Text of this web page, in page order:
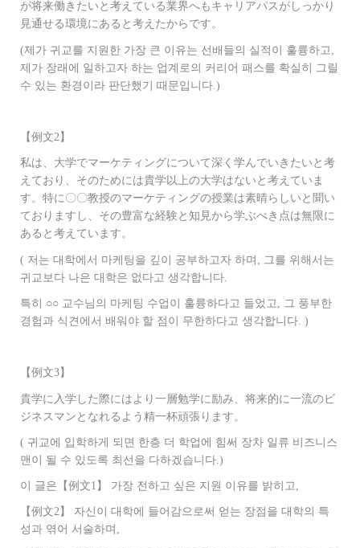
が将来働きたいと考えている業界へもキャリアパスがしっかり
見通せる環境にあると考えたからです。
(제가 귀교를 지원한 가장 큰 이유는 선배들의 실적이 훌륭하고,
제가 장래에 일하고자 하는 업계로의 커리어 패스를 확실히 그릴
수 있는 환경이라 판단했기 때문입니다.)
【例文2】
私は、大学でマーケティングについて深く学んでいきたいと考
えており、そのためには貴学以上の大学はないと考えていま
す。特に〇〇教授のマーケティングの授業は素晴らしいと聞い
ておりますし、その豊富な経験と知見から学ぶべき点は無限に
あると考えています。
( 저는 대학에서 마케팅을 깊이 공부하고자 하며, 그를 위해서는
귀교보다 나은 대학은 없다고 생각합니다.
특히 ○○ 교수님의 마케팅 수업이 훌륭하다고 들었고, 그 풍부한
경험과 식견에서 배워야 할 점이 무한하다고 생각합니다. )
【例文3】
貴学に入学した際にはより一層勉学に励み、将来的に一流のビ
ジネスマンとなれるよう精一杯頑張ります。
( 귀교에 입학하게 되면 한층 더 학업에 힘써 장차 일류 비즈니스
맨이 될 수 있도록 최선을 다하겠습니다.)
이 글은 【例文1】 가장 전하고 싶은 지원 이유를 밝히고,
【例文2】
자신이 대학에 들어감으로써 얻는 장점을 대학의 특
성과 엮어 서술하며,